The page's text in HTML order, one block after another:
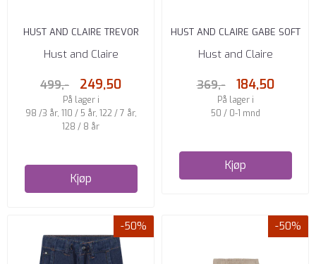
HUST AND CLAIRE TREVOR
CORD W25 BUKSE DEEP IVY
Hust and Claire
499,- 249,50
På lager i
98 /3 år, 110 / 5 år, 122 / 7 år,
128 / 8 år
Kjøp
HUST AND CLAIRE GABE SOFT
BUKSE ADOBE ROSE
Hust and Claire
369,- 184,50
På lager i
50 / 0-1 mnd
Kjøp
-50% -50%